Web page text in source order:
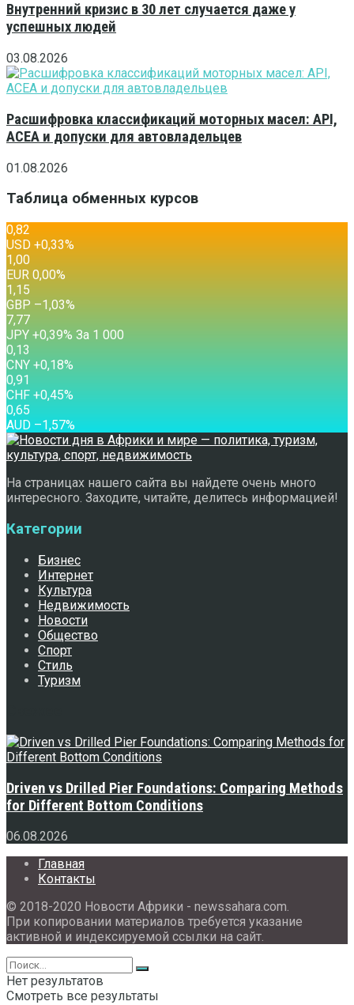
Внутренний кризис в 30 лет случается даже у
успешных людей
03.08.2026
Расшифровка классификаций моторных масел: API,
ACEA и допуски для автовладельцев
01.08.2026
Таблица обменных курсов
0,82
USD +0,33%
1,00
EUR 0,00%
1,15
GBP –1,03%
7,77
JPY +0,39% За 1 000
0,13
CNY +0,18%
0,91
CHF +0,45%
0,65
AUD –1,57%
На страницах нашего сайта вы найдете очень много
интересного. Заходите, читайте, делитесь информацией!
Категории
Бизнес
Интернет
Культура
Недвижимость
Новости
Общество
Спорт
Стиль
Туризм
Driven vs Drilled Pier Foundations: Comparing Methods
for Different Bottom Conditions
06.08.2026
Главная
Контакты
© 2018-2020 Новости Африки - newssahara.com.
При копировании материалов требуется указание
активной и индексируемой ссылки на сайт.
Нет результатов
Смотреть все результаты